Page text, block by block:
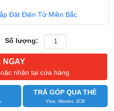
Đặt Điện Tử Miền Bắc
Số lượng:
NGAY
nhận tại cửa hàng
TRẢ GÓP QUA THẺ
Visa, Master, JCB